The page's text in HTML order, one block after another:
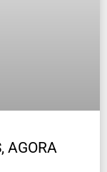
AGORA